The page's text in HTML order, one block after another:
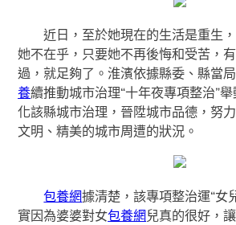
近日，至於她現在的生活是重生
她不在乎，只要她不再後悔和受苦，
過，就足夠了。淮濱依據縣委、縣當
養續推動城市治理“十年夜專項整治”
化該縣城市治理，晉陞城市品德，努
文明、精美的城市周遭的狀況。
包養網據清楚，該專項整治運“女
實因為婆婆對女包養網兒真的很好，